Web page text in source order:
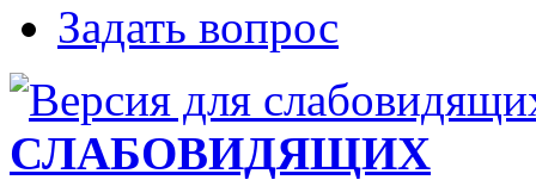
Задать вопрос
СЛАБОВИДЯЩИХ